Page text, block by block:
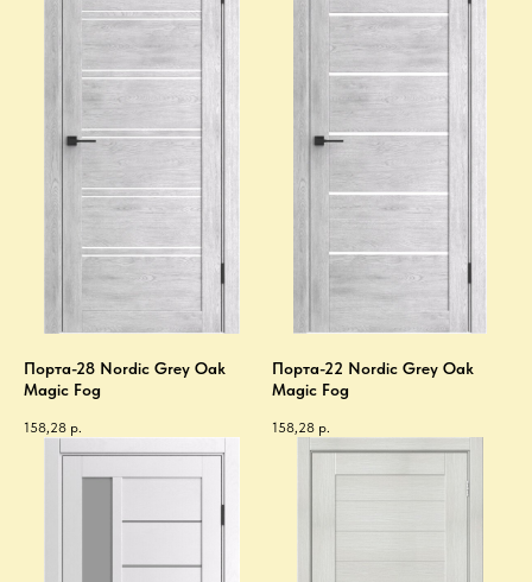
Порта-28 Nordic Grey Oak
Magic Fog
158,28 р.
Порта-22 Nordic Grey Oak
Magic Fog
158,28 р.